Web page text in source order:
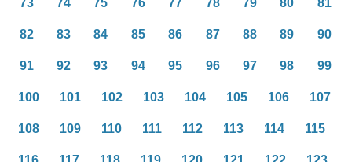
73 74 75 76 77 78 79 80 81
82 83 84 85 86 87 88 89 90
91 92 93 94 95 96 97 98 99
100 101 102 103 104 105 106 107
108 109 110 111 112 113 114 115